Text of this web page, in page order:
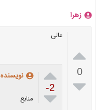
زهرا

0

عالی

-2

نویسنده
منابع